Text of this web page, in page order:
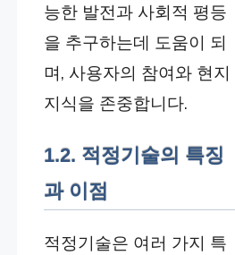
능한 발전과 사회적 평등
을 추구하는데 도움이 되
며, 사용자의 참여와 현지
지식을 존중합니다.
1.2. 적정기술의 특징
과 이점
적정기술은 여러 가지 특